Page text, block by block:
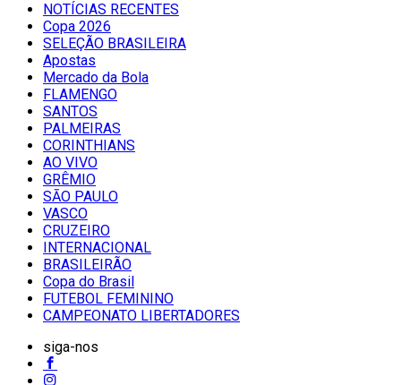
NOTÍCIAS RECENTES
Copa 2026
SELEÇÃO BRASILEIRA
Apostas
Mercado da Bola
FLAMENGO
SANTOS
PALMEIRAS
CORINTHIANS
AO VIVO
GRÊMIO
SĀO PAULO
VASCO
CRUZEIRO
INTERNACIONAL
BRASILEIRÃO
Copa do Brasil
FUTEBOL FEMININO
CAMPEONATO LIBERTADORES
siga-nos